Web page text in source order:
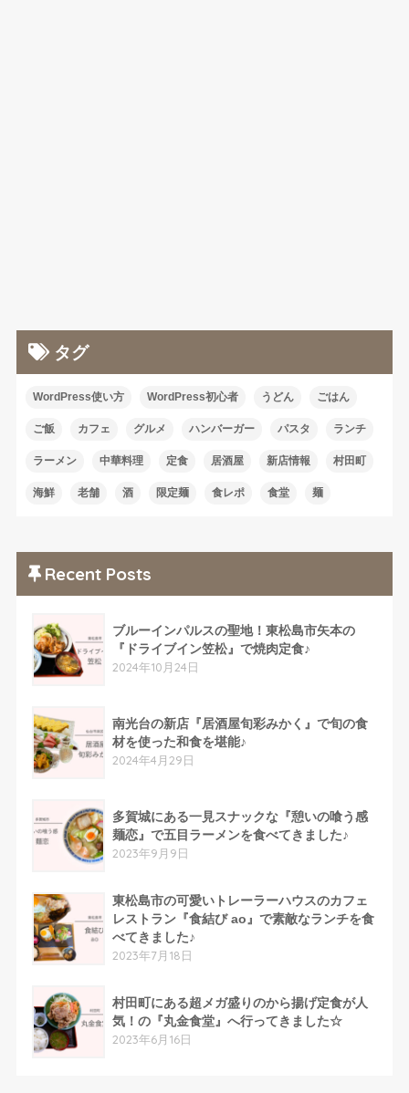
タグ
WordPress使い方 WordPress初心者 うどん ごはん
ご飯 カフェ グルメ ハンバーガー パスタ ランチ
ラーメン 中華料理 定食 居酒屋 新店情報 村田町
海鮮 老舗 酒 限定麺 食レポ 食堂 麺
Recent Posts
ブルーインパルスの聖地！東松島市矢本の
『ドライブイン笠松』で焼肉定食♪
2024年10月24日
南光台の新店『居酒屋旬彩みかく』で旬の食
材を使った和食を堪能♪
2024年4月29日
多賀城にある一見スナックな『憩いの喰う感
麺恋』で五目ラーメンを食べてきました♪
2023年9月9日
東松島市の可愛いトレーラーハウスのカフェ
レストラン『食結び ao』で素敵なランチを食
べてきました♪
2023年7月18日
村田町にある超メガ盛りのから揚げ定食が人
気！の『丸金食堂』へ行ってきました☆
2023年6月16日